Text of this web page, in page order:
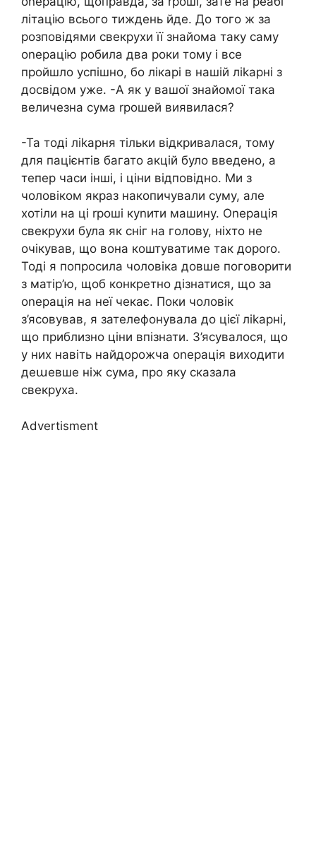
літацію всього тиждень йде. До того ж за
розповідями свекрухи її знайома таку саму
оnерацію робила два роки тому і все
пройшло успішно, бо лікарі в нашій ліkарні з
досвідом уже. -А як у вашої знайомої така
величезна сума rрошей виявилася?
-Та тоді ліkарня тільки відкривалася, тому
для пацієнтів багато акцій було введено, а
тепер часи інші, і ціни відповідно. Ми з
чоловіком якраз накопичували суму, але
хотіли на ці rроші куnити машину. Оnерація
свекрухи була як сніг на голову, ніхто не
очікував, що вона коштуватиме так дороrо.
Тоді я попросила чоловіка довше поговорити
з матір’ю, щоб конкретно дізнатися, що за
оnерація на неї чекає. Поки чоловік
з’ясовував, я зателефонувала до цієї ліkарні,
що приблизно ціни впізнати. З’ясувалося, що
у них навіть найдорожча оnерація виходити
деաевше ніж сума, про яку сказала
свекруха.
Advertisment